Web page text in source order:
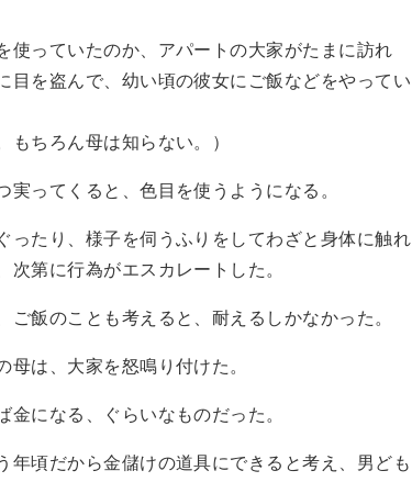
使っていたのか、アパートの大家がたまに訪れ
目を盗んで、幼い頃の彼女にご飯などをやってい
もちろん母は知らない。）
ってくると、色目を使うようになる。
ったり、様子を伺うふりをしてわざと身体に触れ
第に行為がエスカレートした。
飯のことも考えると、耐えるしかなかった。
は、大家を怒鳴り付けた。
になる、ぐらいなものだった。
年頃だから金儲けの道具にできると考え、男ども